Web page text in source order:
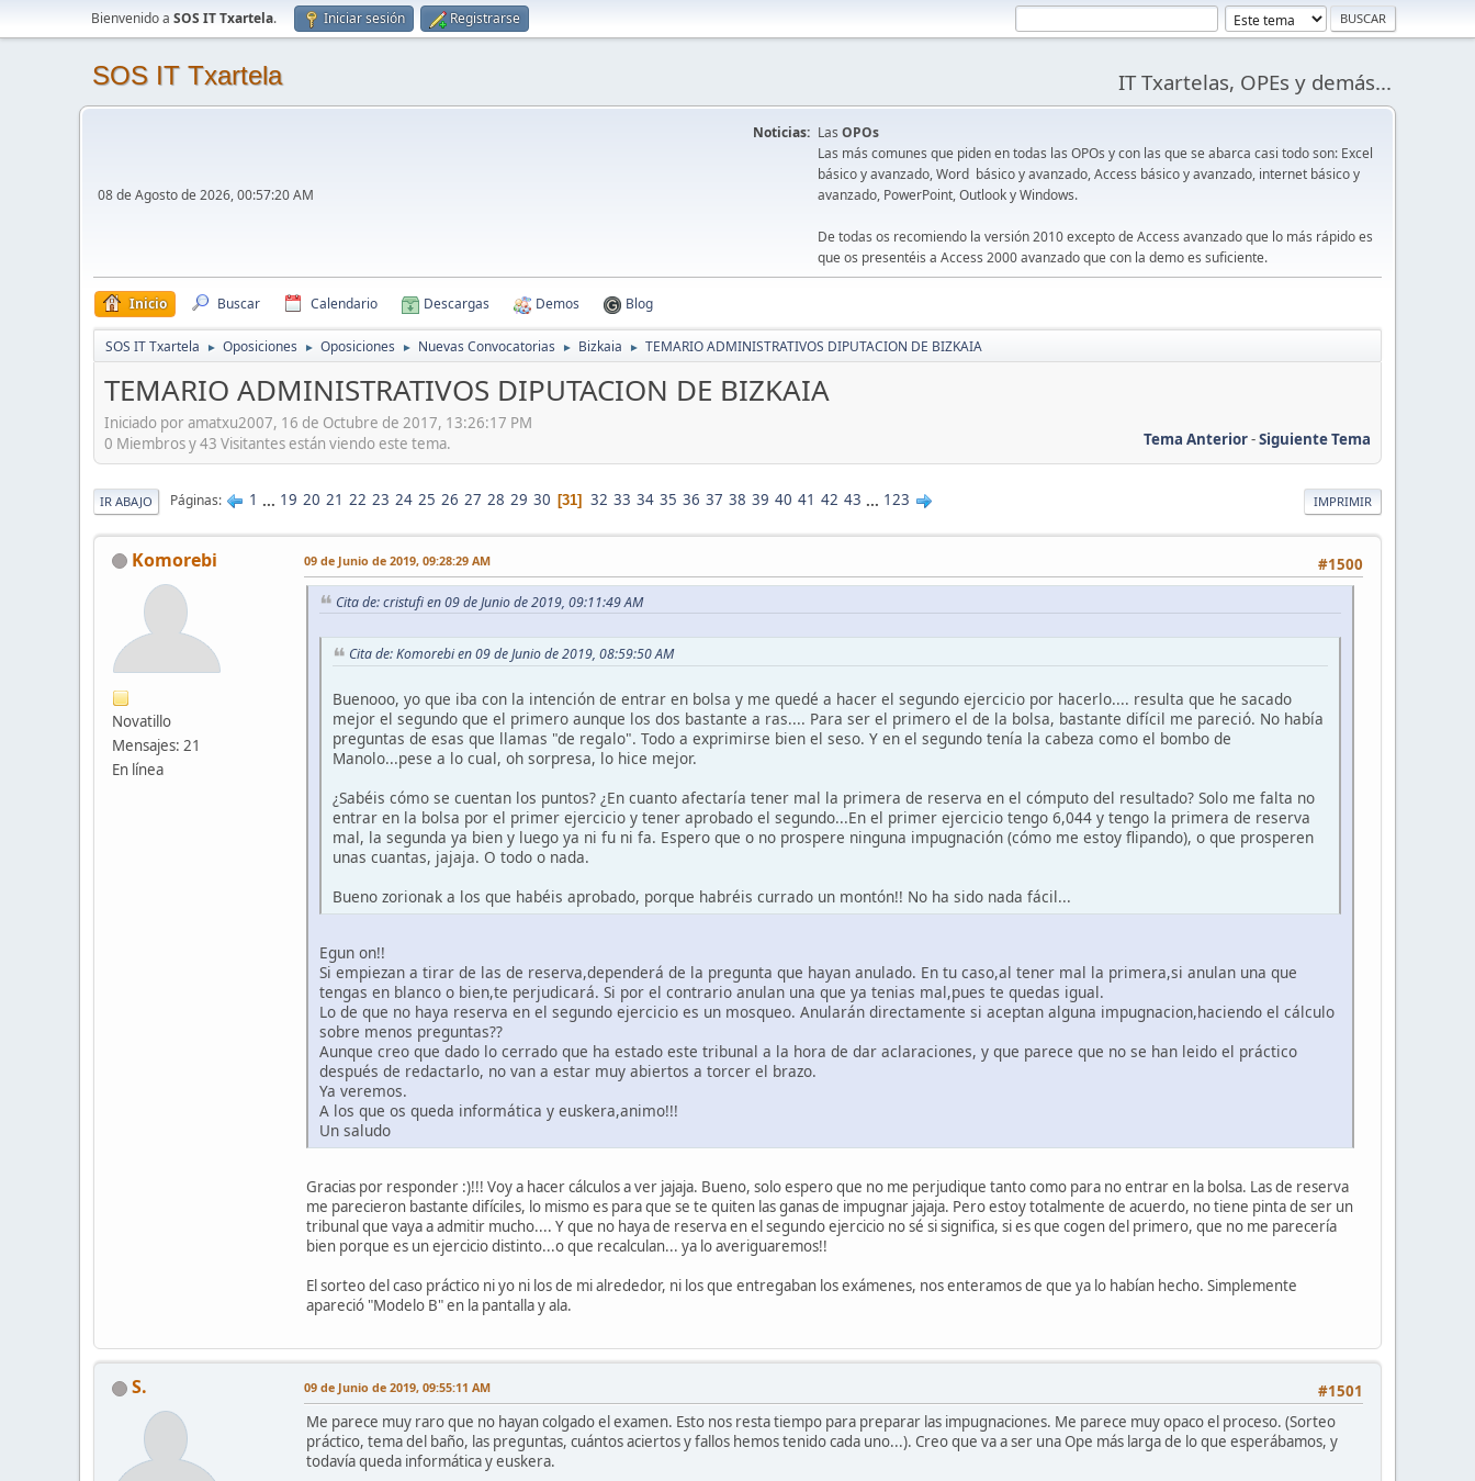
Bienvenido a SOS IT Txartela. Iniciar sesión Registrarse
SOS IT Txartela IT Txartelas, OPEs y demás...
08 de Agosto de 2026, 00:57:20 AM
Noticias: Las OPOs
Las más comunes que piden en todas las OPOs y con las que se abarca casi todo son: Excel
básico y avanzado, Word básico y avanzado, Access básico y avanzado, internet básico y
avanzado, PowerPoint, Outlook y Windows.
De todas os recomiendo la versión 2010 excepto de Access avanzado que lo más rápido es
que os presentéis a Access 2000 avanzado que con la demo es suficiente.
Inicio Buscar Calendario Descargas Demos Blog
SOS IT Txartela ► Oposiciones ► Oposiciones ► Nuevas Convocatorias ► Bizkaia ► TEMARIO ADMINISTRATIVOS DIPUTACION DE BIZKAIA
TEMARIO ADMINISTRATIVOS DIPUTACION DE BIZKAIA
Iniciado por amatxu2007, 16 de Octubre de 2017, 13:26:17 PM
Tema Anterior-Siguiente Tema
0 Miembros y 43 Visitantes están viendo este tema.
IMPRIMIR
IR ABAJO Páginas 1 ... 19 20 21 22 23 24 25 26 27 28 29 30 31 32 33 34 35 36 37 38 39 40 41 42 43 ... 123
Komorebi
Novatillo
Mensajes: 21
En línea
#1500
09 de Junio de 2019, 09:28:29 AM
Cita de: cristufi en 09 de Junio de 2019, 09:11:49 AM
Cita de: Komorebi en 09 de Junio de 2019, 08:59:50 AM
Buenooo, yo que iba con la intención de entrar en bolsa y me quedé a hacer el segundo ejercicio por hacerlo.... resulta que he sacado
mejor el segundo que el primero aunque los dos bastante a ras.... Para ser el primero el de la bolsa, bastante difícil me pareció. No había
preguntas de esas que llamas "de regalo". Todo a exprimirse bien el seso. Y en el segundo tenía la cabeza como el bombo de
Manolo...pese a lo cual, oh sorpresa, lo hice mejor.
¿Sabéis cómo se cuentan los puntos? ¿En cuanto afectaría tener mal la primera de reserva en el cómputo del resultado? Solo me falta no
entrar en la bolsa por el primer ejercicio y tener aprobado el segundo...En el primer ejercicio tengo 6,044 y tengo la primera de reserva
mal, la segunda ya bien y luego ya ni fu ni fa. Espero que o no prospere ninguna impugnación (cómo me estoy flipando), o que prosperen
unas cuantas, jajaja. O todo o nada.
Bueno zorionak a los que habéis aprobado, porque habréis currado un montón!! No ha sido nada fácil...
Egun on!!
Si empiezan a tirar de las de reserva,dependerá de la pregunta que hayan anulado. En tu caso,al tener mal la primera,si anulan una que
tengas en blanco o bien,te perjudicará. Si por el contrario anulan una que ya tenias mal,pues te quedas igual.
Lo de que no haya reserva en el segundo ejercicio es un mosqueo. Anularán directamente si aceptan alguna impugnacion,haciendo el cálculo
sobre menos preguntas??
Aunque creo que dado lo cerrado que ha estado este tribunal a la hora de dar aclaraciones, y que parece que no se han leido el práctico
después de redactarlo, no van a estar muy abiertos a torcer el brazo.
Ya veremos.
A los que os queda informática y euskera,animo!!!
Un saludo
Gracias por responder :)!!! Voy a hacer cálculos a ver jajaja. Bueno, solo espero que no me perjudique tanto como para no entrar en la bolsa. Las de reserva
me parecieron bastante difíciles, lo mismo es para que se te quiten las ganas de impugnar jajaja. Pero estoy totalmente de acuerdo, no tiene pinta de ser un
tribunal que vaya a admitir mucho.... Y que no haya de reserva en el segundo ejercicio no sé si significa, si es que cogen del primero, que no me parecería
bien porque es un ejercicio distinto...o que recalculan... ya lo averiguaremos!!
El sorteo del caso práctico ni yo ni los de mi alrededor, ni los que entregaban los exámenes, nos enteramos de que ya lo habían hecho. Simplemente
apareció "Modelo B" en la pantalla y ala.
S. #1501
09 de Junio de 2019, 09:55:11 AM
Me parece muy raro que no hayan colgado el examen. Esto nos resta tiempo para preparar las impugnaciones. Me parece muy opaco el proceso. (Sorteo
práctico, tema del baño, las preguntas, cuántos aciertos y fallos hemos tenido cada uno...). Creo que va a ser una Ope más larga de lo que esperábamos, y
todavía queda informática y euskera.